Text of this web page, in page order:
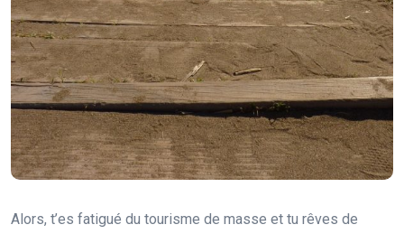
Alors, t’es fatigué du tourisme de masse et tu rêves de